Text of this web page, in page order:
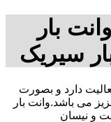
بار
سیریک
دارد و بصورت
می باشد.وانت بار
و نیسان